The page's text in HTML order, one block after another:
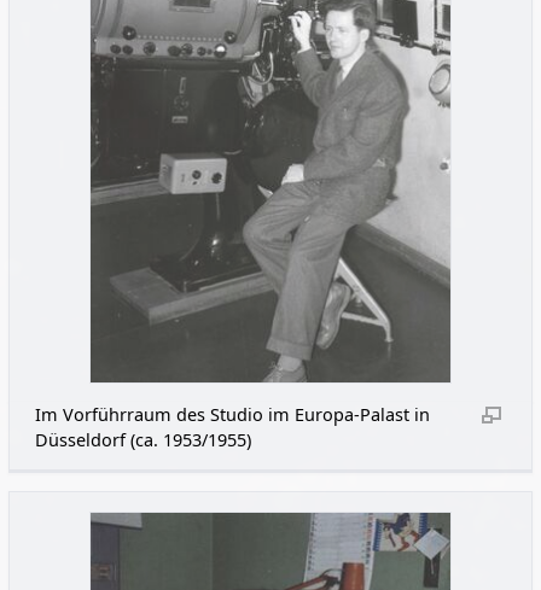
Im Vorführraum des Studio im Europa-Palast in
Düsseldorf (ca. 1953/1955)